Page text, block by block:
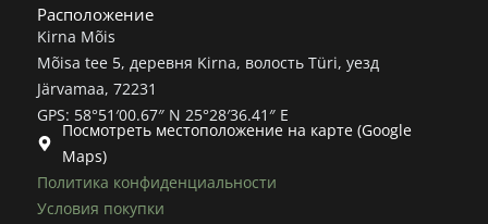
Расположение
Kirna Mõis
Mõisa tee 5, деревня Kirna, волость Türi, уезд
Järvamaa, 72231
GPS: 58°51′00.67″ N 25°28′36.41″ E
Посмотреть местоположение на карте (Google
Maps)
Политика конфиденциальности
Условия покупки